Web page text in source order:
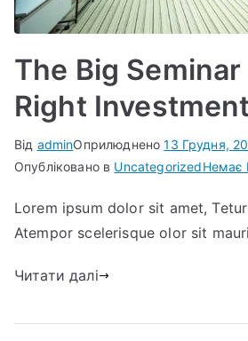
The Big
Right Investment
Від adminОприлюднено13 Грудня,
Опубліковано в UncategorizedНемає
Lorem ipsum dolor sit amet,
Atempor scelerisque olor sit
Читати далі